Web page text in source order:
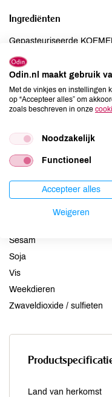
Ingrediënten
Gepasteuriseerde
Allergenen
Aardnoten
Ei
Lactose
Lupine
Noten
Schaaldieren
Sesam
Soja
Vis
Weekdieren
Zwaveldioxide / sulfieten
Land van herkomst
Odin.nl maakt gebruik
Met de vinkjes en instellingen
op “Accepteer alles” om
zoals beschreven in onze
Noodzakelijk
Functioneel
Accepteer alles
Weigeren